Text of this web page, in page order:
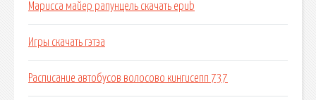
Марисса майер рапунцель скачать epub
Игры скачать гэтэа
Расписание автобусов волосово кингисепп 737